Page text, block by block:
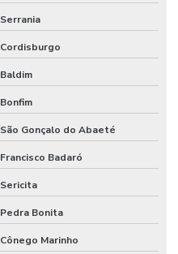
Serrania
Cordisburgo
Baldim
Bonfim
São Gonçalo do Abaeté
Francisco Badaró
Sericita
Pedra Bonita
Cônego Marinho